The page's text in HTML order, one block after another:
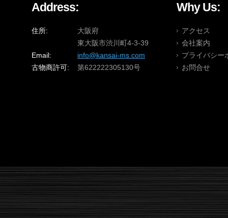
Address:
住所:
大阪府
東大阪市渋川町4-3-39
Email:
info@kansai-ms.com
古物商許可:
第622222305130号
Why Us:
アクセス
会社案内
プライバシー
お問合せ